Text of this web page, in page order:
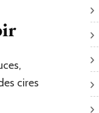
cires